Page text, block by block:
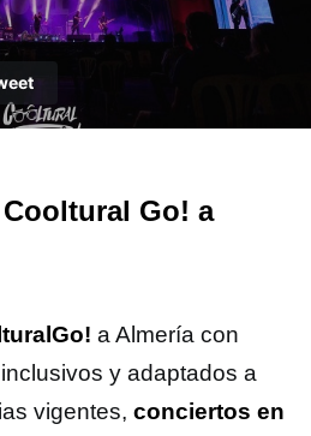
Go! a
a Almería con
y adaptados a
vigentes, conciertos en